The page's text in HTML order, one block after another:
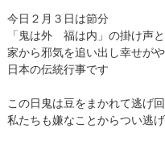
今日２月３日は節分
「鬼は外 福は内」の掛け声
家から邪気を追い出し幸せが
日本の伝統行事です
この日鬼は豆をまかれて逃げ
私たちも嫌なことからつい逃